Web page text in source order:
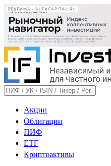
РЕКЛАМА • ALFACAPITAL.RU
Акции
Облигации
ПИФ
ETF
Криптоактивы